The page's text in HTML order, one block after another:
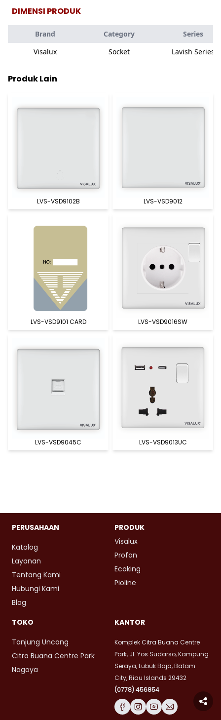
DIMENSI PRODUK
Brand Category
Series
Visalux
Socket Lavish Series
Produk Lain
LVS-VSD9102B LVS-VSD9012
LVS-VSD9101 CARD LVS-VSD9016SW
LVS-VSD9045C LVS-VSD9013UC
PERUSAHAAN
Katalog
Layanan
Tentang Kami
Hubungi Kami
Blog
PRODUK
Visalux
Profan
Ecoking
Pioline
TOKO
Tanjung Uncang
Citra Buana Centre Park
Nagoya
KANTOR
Komplek Citra Buana Centre
Park, Jl. Yos Sudarso, Kampung
Seraya, Lubuk Baja, Batam
City, Riau Islands 29432
(0778) 456854